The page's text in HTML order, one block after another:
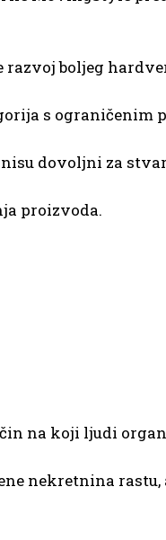
boljeg
s ograničenim
dovoljni za
proizvoda.
na koji ljudi
nekretnina